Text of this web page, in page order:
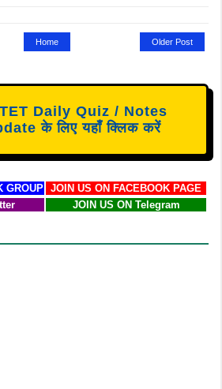
Older Post
Home
Daily Quiz / Notes
के लिए यहाँ क्लिक करें
GROUP
JOIN US ON FACEBOOK PAGE
JOIN US ON Telegram